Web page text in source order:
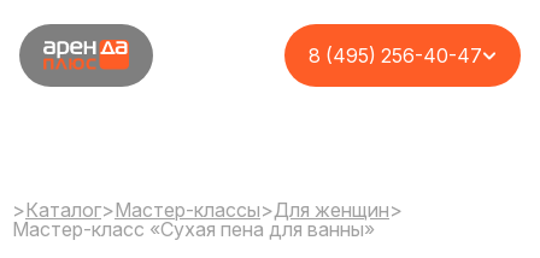
8 (495) 256-40-47
>Каталог>Мастер-классы>Для женщин>
Мастер-класс «Сухая пена для ванны»